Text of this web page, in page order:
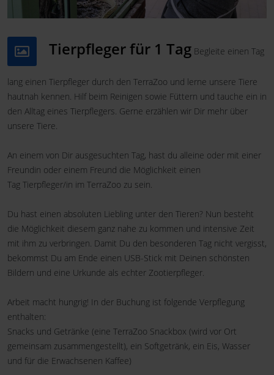
Tierpfleger für 1 Tag Begleite einen Tag
lang einen Tierpfleger durch den TerraZoo und lerne unsere Tiere
hautnah kennen. Hilf beim Reinigen sowie Füttern und tauche ein in
den Alltag eines Tierpflegers. Gerne erzählen wir Dir mehr über
unsere Tiere.
An einem von Dir ausgesuchten Tag, hast du alleine oder mit einer
Freundin oder einem Freund die Möglichkeit einen
Tag Tierpfleger/in im TerraZoo zu sein.
Du hast einen absoluten Liebling unter den Tieren? Nun besteht
die Möglichkeit diesem ganz nahe zu kommen und intensive Zeit
mit ihm zu verbringen. Damit Du den besonderen Tag nicht vergisst,
bekommst Du am Ende einen USB-Stick mit Deinen schönsten
Bildern und eine Urkunde als echter Zootierpfleger.
Arbeit macht hungrig! In der Buchung ist folgende Verpflegung
enthalten:
Snacks und Getränke (eine TerraZoo Snackbox (wird vor Ort
gemeinsam zusammengestellt), ein Softgetränk, ein Eis, Wasser
und für die Erwachsenen Kaffee)